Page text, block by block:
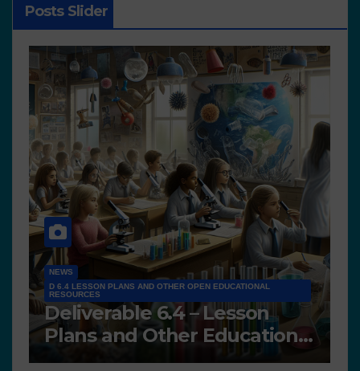
Posts Slider
NEWS
D 6.4 LESSON PLANS AND OTHER OPEN EDUCATIONAL
RESOURCES
Deliverable 6.4 – Lesson
Plans and Other Educational
resources